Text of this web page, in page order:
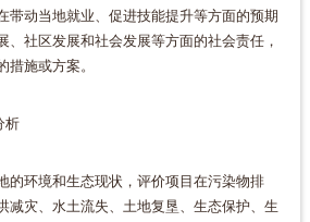
带动当地就业、促进技能提升等方面的预期
、社区发展和社会发展等方面的社会责任，
措施或方案。
析
的环境和生态现状，评价项目在污染物排
减灾、水土流失、土地复垦、生态保护、生